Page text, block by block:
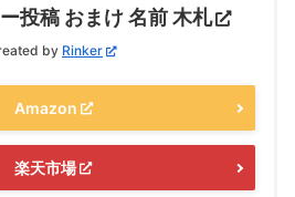
投稿 おまけ 名前 木札
by Rinker
Amazon
楽天市場